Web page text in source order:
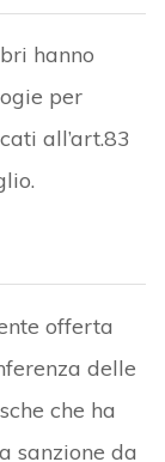
hanno
per
all’art.83
offerta
delle
che ha
sanzione da